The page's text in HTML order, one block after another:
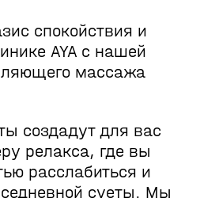
спокойствия и
AYA с нашей
массажа
создадут для вас
релакса, где вы
расслабиться и
суеты. Мы